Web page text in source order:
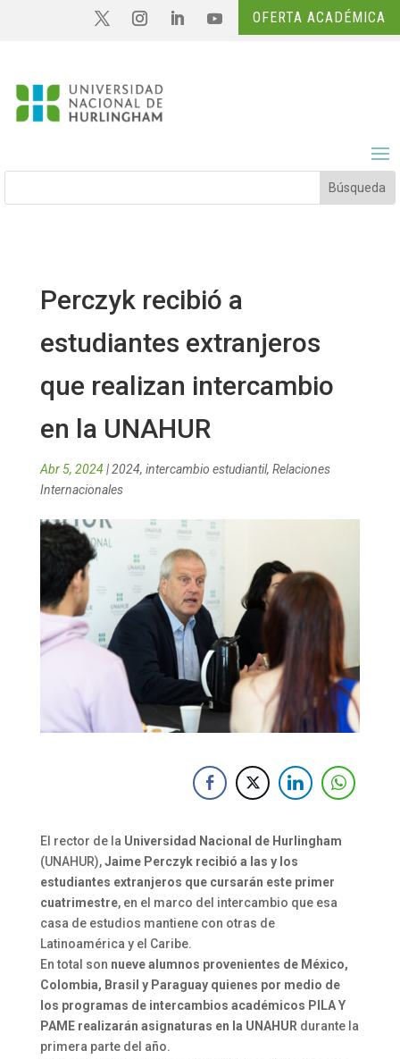
OFERTA ACADÉMICA
Perczyk recibió a
estudiantes extranjeros
que realizan intercambio
en la UNAHUR
Abr 5, 2024|2024, intercambio estudiantil, Relaciones
Internacionales
El rector de la Universidad Nacional de Hurlingham
(UNAHUR),Jaime Perczyk recibió a las y los
estudiantes extranjeros que cursarán este primer
cuatrimestre, en el marco del intercambio que esa
casa de estudios mantiene con otras de
Latinoamérica y el Caribe.
En total son nueve alumnos provenientes de México,
Colombia, Brasil y Paraguay quienes por medio de
los programas de intercambios académicos PILA Y
PAME realizarán asignaturas en la UNAHUR durante la
primera parte del año.